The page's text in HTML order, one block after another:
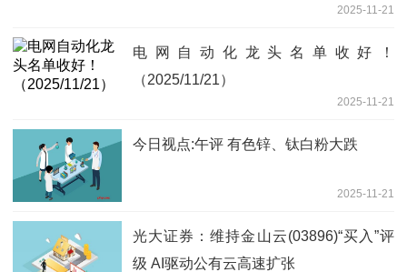
2025-11-21
电网自动化龙头名单收好！
（2025/11/21）
2025-11-21
今日视点:午评 有色锌、钛白粉大跌
2025-11-21
光大证券：维持金山云(03896)“买入”评
级 AI驱动公有云高速扩张